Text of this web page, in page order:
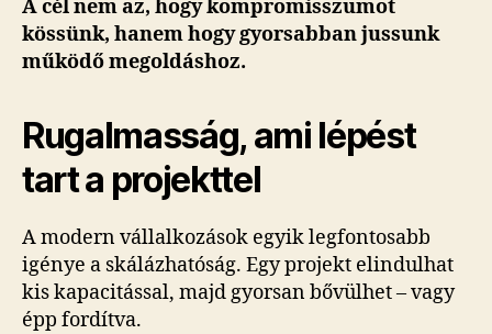
A cél nem az, hogy kompromisszumot
kössünk, hanem hogy gyorsabban jussunk
működő megoldáshoz.
Rugalmasság, ami lépést
tart a projekttel
A modern vállalkozások egyik legfontosabb
igénye a skálázhatóság. Egy projekt elindulhat
kis kapacitással, majd gyorsan bővülhet – vagy
épp fordítva.